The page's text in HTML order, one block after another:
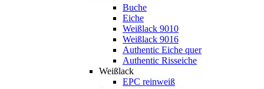
Buche
Eiche
Weißlack 9010
Weißlack 9016
Authentic Eiche quer
Authentic Risseiche
Weißlack
EPC reinweiß